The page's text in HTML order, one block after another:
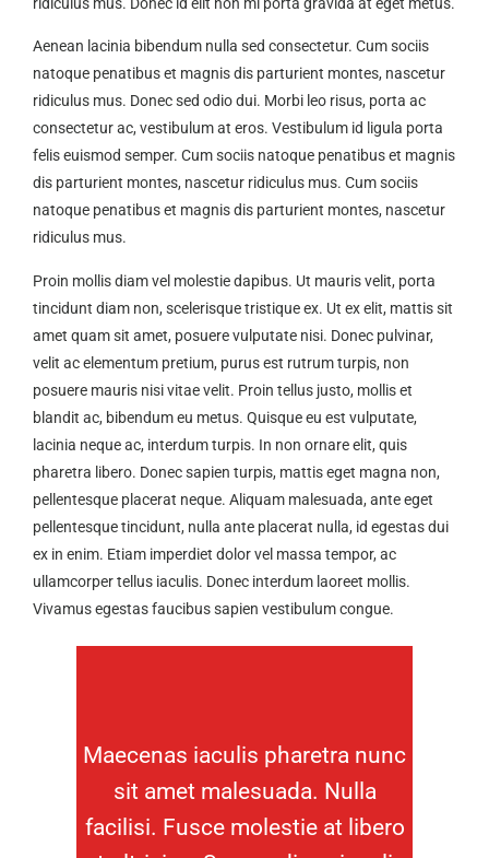
Aenean lacinia bibendum nulla sed consectetur. Cum sociis
natoque penatibus et magnis dis parturient montes, nascetur
ridiculus mus. Donec sed odio dui. Morbi leo risus, porta ac
consectetur ac, vestibulum at eros. Vestibulum id ligula porta
felis euismod semper. Cum sociis natoque penatibus et magnis
dis parturient montes, nascetur ridiculus mus. Cum sociis
natoque penatibus et magnis dis parturient montes, nascetur
ridiculus mus.
Proin mollis diam vel molestie dapibus. Ut mauris velit, porta
tincidunt diam non, scelerisque tristique ex. Ut ex elit, mattis sit
amet quam sit amet, posuere vulputate nisi. Donec pulvinar,
velit ac elementum pretium, purus est rutrum turpis, non
posuere mauris nisi vitae velit. Proin tellus justo, mollis et
blandit ac, bibendum eu metus. Quisque eu est vulputate,
lacinia neque ac, interdum turpis. In non ornare elit, quis
pharetra libero. Donec sapien turpis, mattis eget magna non,
pellentesque placerat neque. Aliquam malesuada, ante eget
pellentesque tincidunt, nulla ante placerat nulla, id egestas dui
ex in enim. Etiam imperdiet dolor vel massa tempor, ac
ullamcorper tellus iaculis. Donec interdum laoreet mollis.
Vivamus egestas faucibus sapien vestibulum congue.
Maecenas iaculis pharetra nunc
sit amet malesuada. Nulla
facilisi. Fusce molestie at libero